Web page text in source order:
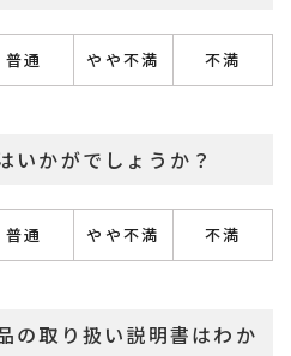
普通 やや不満 不満
いかがでしょうか？
普通 やや不満 不満
の取り扱い説明書はわか